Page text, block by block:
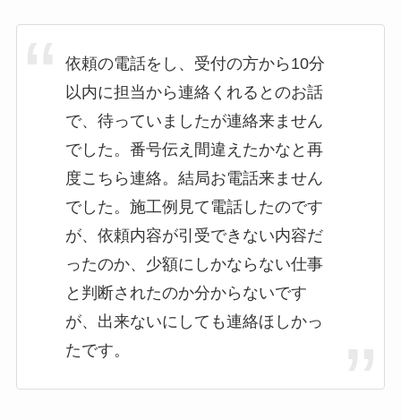
依頼の電話をし、受付の方から10分
以内に担当から連絡くれるとのお話
で、待っていましたが連絡来ません
でした。番号伝え間違えたかなと再
度こちら連絡。結局お電話来ません
でした。施工例見て電話したのです
が、依頼内容が引受できない内容だ
ったのか、少額にしかならない仕事
と判断されたのか分からないです
が、出来ないにしても連絡ほしかっ
たです。